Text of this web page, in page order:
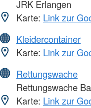
JRK Erlangen
Karte: Link zur
Kleidercontainer
Karte: Link zur
Rettungswache
Rettungswache
Karte: Link zur